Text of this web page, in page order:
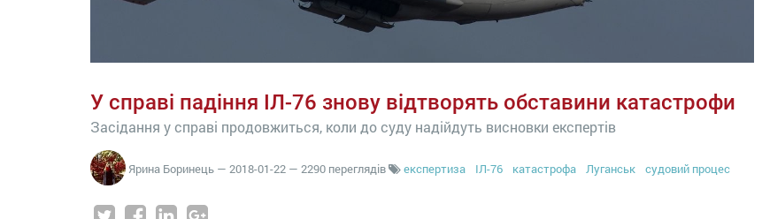
У справі падіння ІЛ-76 знову відтворять обставини катастрофи
Засідання у справі продовжиться, коли до суду надійдуть висновки експертів
Ярина Боринець — 2018-01-22 — 2290 переглядів експертиза ІЛ-76 катастрофа Луганськ судовий процес